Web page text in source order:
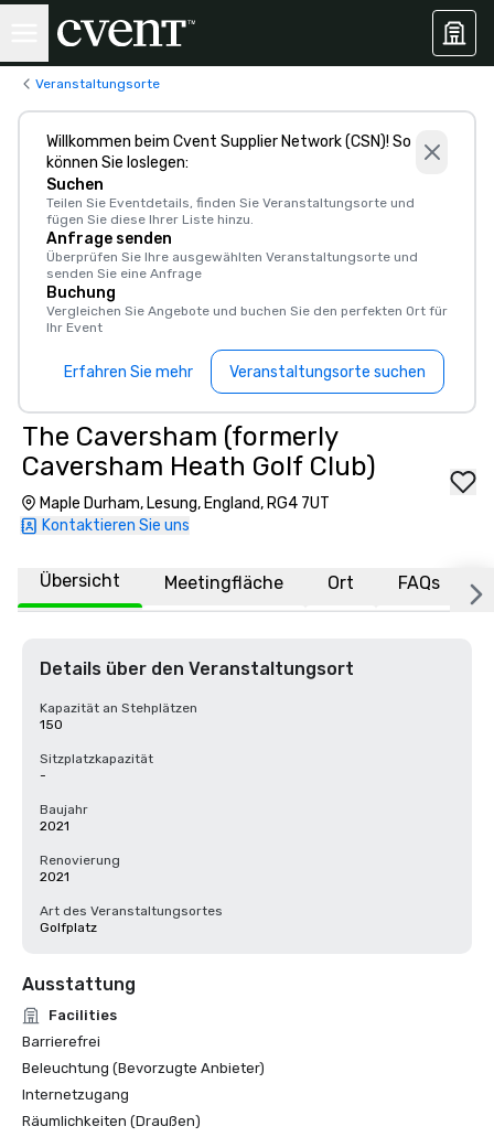
Veranstaltungsorte
Willkommen beim Cvent Supplier Network (CSN)! So
können Sie loslegen:
Suchen
Teilen Sie Eventdetails, finden Sie Veranstaltungsorte und
fügen Sie diese Ihrer Liste hinzu.
Anfrage senden
Überprüfen Sie Ihre ausgewählten Veranstaltungsorte und
senden Sie eine Anfrage
Buchung
Vergleichen Sie Angebote und buchen Sie den perfekten Ort für
Ihr Event
Erfahren Sie mehr Veranstaltungsorte suchen
The Caversham (formerly
Caversham Heath Golf Club)
Maple Durham, Lesung, England, RG4 7UT
Kontaktieren Sie uns
Übersicht Meetingfläche Ort FAQs
Details über den Veranstaltungsort
Kapazität an Stehplätzen
150
Sitzplatzkapazität
-
Baujahr
2021
Renovierung
2021
Art des Veranstaltungsortes
Golfplatz
Ausstattung
Facilities
Barrierefrei
Beleuchtung (Bevorzugte Anbieter)
Internetzugang
Räumlichkeiten (Draußen)